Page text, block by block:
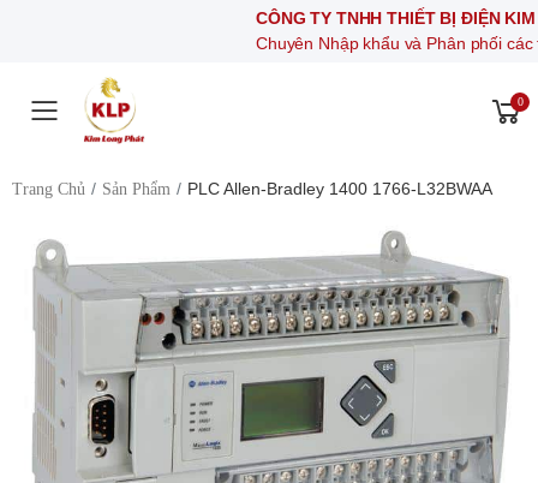
CÔNG TY TNHH THIẾT BỊ ĐIỆN KIM LONG
Chuyên Nhập khẩu và Phân phối các thiết bị
Toggle mobile menu
0
Trang Chủ Sản Phẩm PLC Allen-Bradley 1400 1766-L32BWAA